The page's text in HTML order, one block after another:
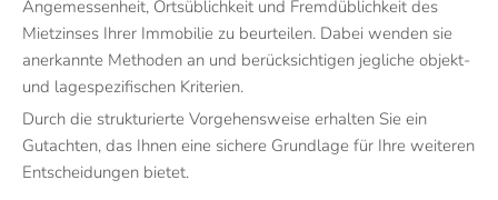
Angemessenheit, Ortsüblichkeit und Fremdüblichkeit des
Mietzinses Ihrer Immobilie zu beurteilen. Dabei wenden sie
anerkannte Methoden an und berücksichtigen jegliche objekt-
und lagespezifischen Kriterien.
Durch die strukturierte Vorgehensweise erhalten Sie ein
Gutachten, das Ihnen eine sichere Grundlage für Ihre weiteren
Entscheidungen bietet.